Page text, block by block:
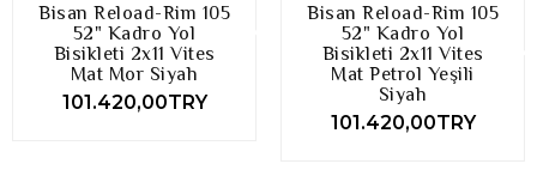
Bisan Reload-Rim 105
52" Kadro Yol
Bisikleti 2x11 Vites
Mat Mor Siyah
101.420,00TRY
Bisan Reload-Rim 105
52" Kadro Yol
Bisikleti 2x11 Vites
Mat Petrol Yeşili
Siyah
101.420,00TRY